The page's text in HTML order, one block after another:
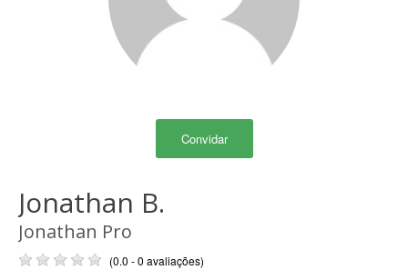
Convidar
Jonathan B.
Jonathan Pro
(0.0 - 0 avaliações)